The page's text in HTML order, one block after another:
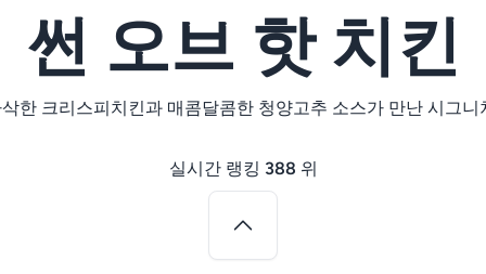
썬 오브 핫 치킨
한 크리스피치킨과 매콤달콤한 청양고추 소스가 만난 시그니
실시간 랭킹 388 위